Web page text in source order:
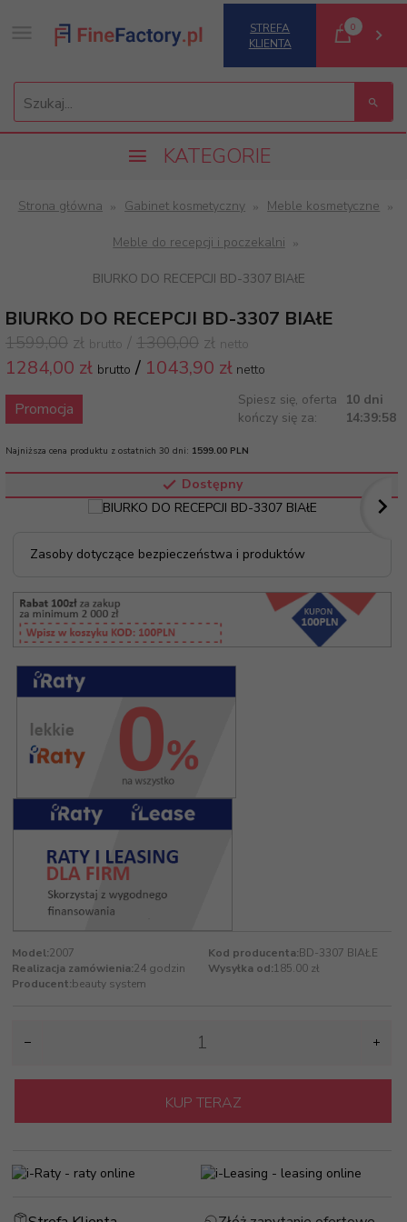
Szukaj...
STREFA
KLIENTA
0
KATEGORIE
Strona główna Gabinet kosmetyczny Meble kosmetyczne
Meble do recepcji i poczekalni
BIURKO DO RECEPCJI BD-3307 BIAłE
BIURKO DO RECEPCJI BD-3307 BIAłE
1599,00 zł brutto / 1300,00 zł netto
1284,00 zł brutto / 1043,90 zł netto
Promocja
Spiesz się, oferta
kończy się za:
10 dni
14:39:58
Najniższa cena produktu z ostatnich 30 dni: 1599.00 PLN
Dostępny
Zasoby dotyczące bezpieczeństwa i produktów
Model:2007 Kod producenta:BD-3307 BIAŁE
Realizacja zamówienia:24 godzin Wysyłka od:185.00 zł
Producent:beauty system
KUP TERAZ